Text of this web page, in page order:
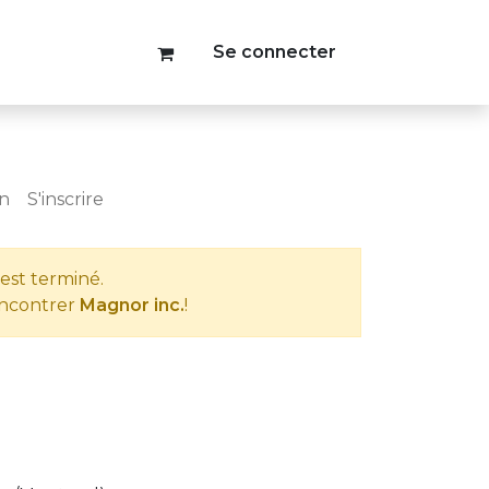
Se connecter
S'inscrire
est terminé.
Magnor inc.!